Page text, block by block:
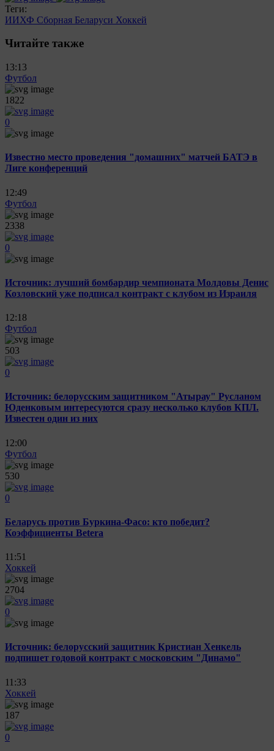
Теги:
ИИХФ Сборная Беларуси Хоккей
Читайте также
13:13
Футбол
1822
0
Известно место проведения "домашних" матчей БАТЭ в
Лиге конференций
12:49
Футбол
2338
0
Источник: лучший бомбардир чемпионата Молдовы Денис
Козловский уже подписал контракт с клубом из Израиля
12:18
Футбол
503
0
Источник: белорусским защитником "Атырау" Русланом
Юденковым интересуются сразу несколько клубов КПЛ.
Известен один из них
12:00
Футбол
530
0
Беларусь против Буркина-Фасо: кто победит?
Коэффициенты Betera
11:51
Хоккей
2704
0
Источник: белорусский защитник Кристиан Хенкель
подпишет годовой контракт с московским "Динамо"
11:33
Хоккей
187
0